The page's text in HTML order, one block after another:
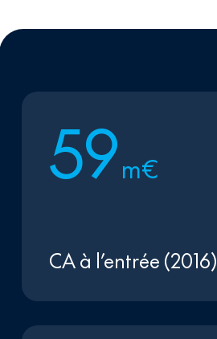
59m€
CA à l’entrée (2016)